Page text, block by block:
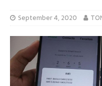
September 4, 2020